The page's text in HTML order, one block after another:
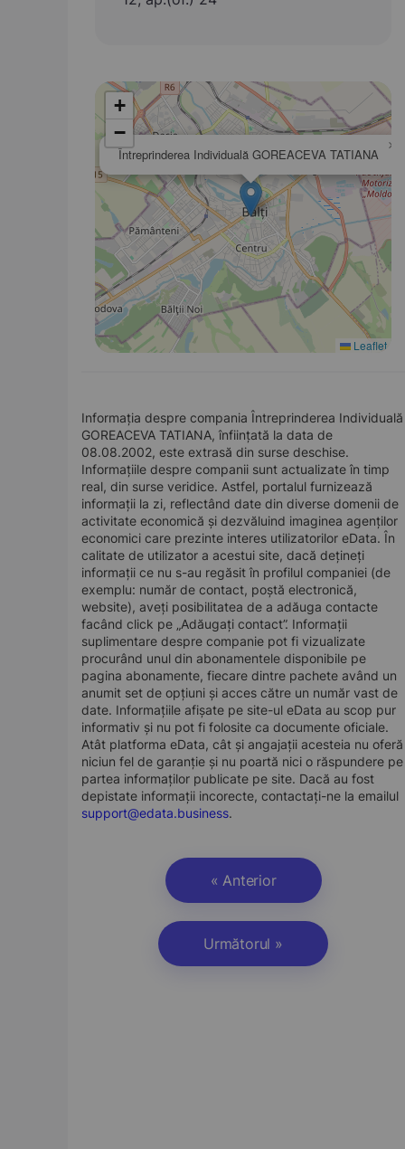
Întreprinderea Individuală GOREACEVA TATIANA
×
+
−
Leaflet
Informația despre compania Întreprinderea Individuală
GOREACEVA TATIANA, înființată la data de
08.08.2002, este extrasă din surse deschise.
Informațiile despre companii sunt actualizate în timp
real, din surse veridice. Astfel, portalul furnizează
informații la zi, reflectând date din diverse domenii de
activitate economică și dezvăluind imaginea agenților
economici care prezinte interes utilizatorilor eData. În
calitate de utilizator a acestui site, dacă dețineți
informații ce nu s-au regăsit în profilul companiei (de
exemplu: număr de contact, poștă electronică,
website), aveți posibilitatea de a adăuga contacte
facând click pe „Adăugați contact”. Informații
suplimentare despre companie pot fi vizualizate
procurând unul din abonamentele disponibile pe
pagina abonamente, fiecare dintre pachete având un
anumit set de opțiuni și acces către un număr vast de
date. Informațiile afișate pe site-ul eData au scop pur
informativ și nu pot fi folosite ca documente oficiale.
Atât platforma eData, cât și angajații acesteia nu oferă
niciun fel de garanție și nu poartă nici o răspundere pe
partea informaților publicate pe site. Dacă au fost
depistate informații incorecte, contactați-ne la emailul
support@edata.business.
« Anterior
Următorul »